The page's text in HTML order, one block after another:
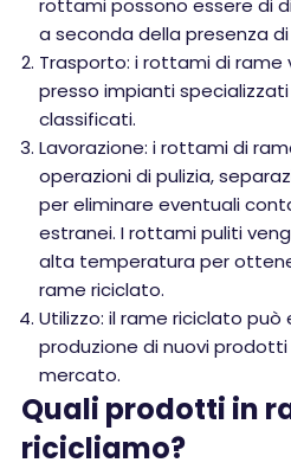
rottami possono essere di
a seconda della presenza
Trasporto: i rottami di
presso impianti
classificati.
Lavorazione: i rottami di
operazioni di pulizia,
per eliminare eventuali
estranei. I rottami puliti
alta temperatura per
rame riciclato.
Utilizzo: il rame riciclato
produzione di nuovi
mercato.
Quali prodotti in
ricicliamo?